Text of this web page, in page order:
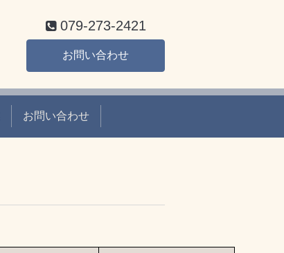
079-273-2421
お問い合わせ
お問い合わせ